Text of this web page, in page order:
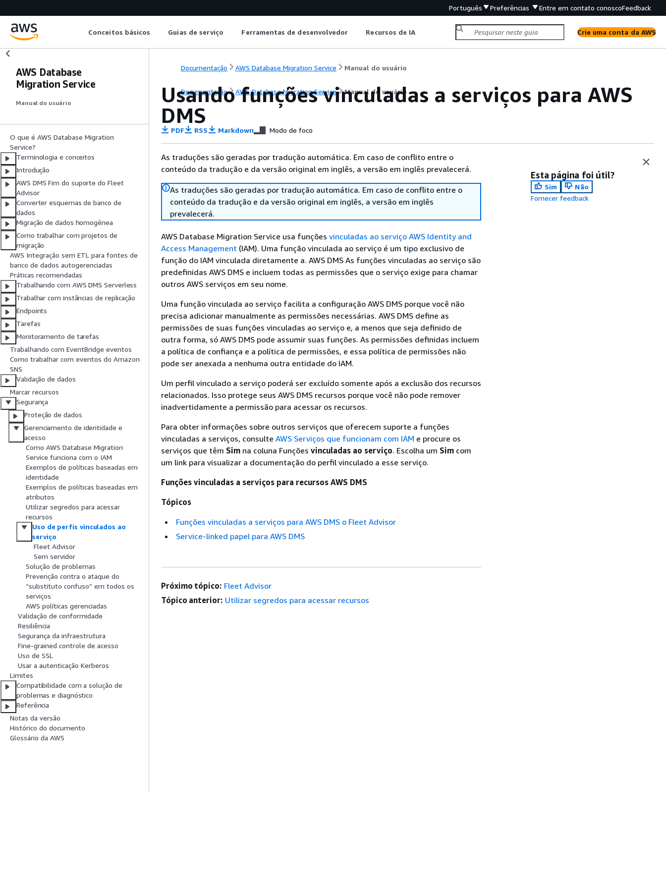
Português Preferências Entre em contato conoscoFeedback
Conceitos básicos Guias de serviço Ferramentas de desenvolvedor Recursos de IA Crie uma conta da AWS
AWS Database
Migration Service
Manual do usuário
O que é AWS Database Migration
Service?
Terminologia e conceitos
Introdução
AWS DMS Fim do suporte do Fleet
Advisor
Converter esquemas de banco de
dados
Migração de dados homogênea
Como trabalhar com projetos de
migração
AWS Integração sem ETL para fontes de
banco de dados autogerenciadas
Práticas recomendadas
Trabalhando com AWS DMS Serverless
Trabalhar com instâncias de replicação
Endpoints
Tarefas
Monitoramento de tarefas
Trabalhando com EventBridge eventos
Como trabalhar com eventos do Amazon
SNS
Validação de dados
Marcar recursos
Segurança
Proteção de dados
Gerenciamento de identidade e
acesso
Como AWS Database Migration
Service funciona com o IAM
Exemplos de políticas baseadas em
identidade
Exemplos de políticas baseadas em
atributos
Utilizar segredos para acessar
recursos
Uso de perfis vinculados ao
serviço
Fleet Advisor
Sem servidor
Solução de problemas
Prevenção contra o ataque do
“substituto confuso” em todos os
serviços
AWS políticas gerenciadas
Validação de conformidade
Resiliência
Segurança da infraestrutura
Fine-grained controle de acesso
Uso de SSL
Usar a autenticação Kerberos
Limites
Compatibilidade com a solução de
problemas e diagnóstico
Referência
Notas da versão
Histórico do documento
Glossário da AWS
Documentação AWS Database Migration Service Manual do usuário
Documentação AWS Database Migration Service Manual do usuário
Usando funções vinculadas a serviços para AWS
DMS
PDF RSS Markdown Modo de foco
As traduções são geradas por tradução automática. Em caso de conflito entre o
conteúdo da tradução e da versão original em inglês, a versão em inglês prevalecerá.
As traduções são geradas por tradução automática. Em caso de conflito entre o
conteúdo da tradução e da versão original em inglês, a versão em inglês
prevalecerá.
AWS Database Migration Service usa funções vinculadas ao serviço AWS Identity and
Access Management (IAM). Uma função vinculada ao serviço é um tipo exclusivo de
função do IAM vinculada diretamente a. AWS DMS As funções vinculadas ao serviço são
predefinidas AWS DMS e incluem todas as permissões que o serviço exige para chamar
outros AWS serviços em seu nome.
Uma função vinculada ao serviço facilita a configuração AWS DMS porque você não
precisa adicionar manualmente as permissões necessárias. AWS DMS define as
permissões de suas funções vinculadas ao serviço e, a menos que seja definido de
outra forma, só AWS DMS pode assumir suas funções. As permissões definidas incluem
a política de confiança e a política de permissões, e essa política de permissões não
pode ser anexada a nenhuma outra entidade do IAM.
Um perfil vinculado a serviço poderá ser excluído somente após a exclusão dos recursos
relacionados. Isso protege seus AWS DMS recursos porque você não pode remover
inadvertidamente a permissão para acessar os recursos.
Para obter informações sobre outros serviços que oferecem suporte a funções
vinculadas a serviços, consulte AWS Serviços que funcionam com IAM e procure os
serviços que têm Sim na coluna Funções vinculadas ao serviço. Escolha um Sim com
um link para visualizar a documentação do perfil vinculado a esse serviço.
Funções vinculadas a serviços para recursos AWS DMS
Tópicos
Funções vinculadas a serviços para AWS DMS o Fleet Advisor
Service-linked papel para AWS DMS
Esta página foi útil?
Sim
Não
Fornecer feedback
Próximo tópico: Fleet Advisor
Tópico anterior: Utilizar segredos para acessar recursos